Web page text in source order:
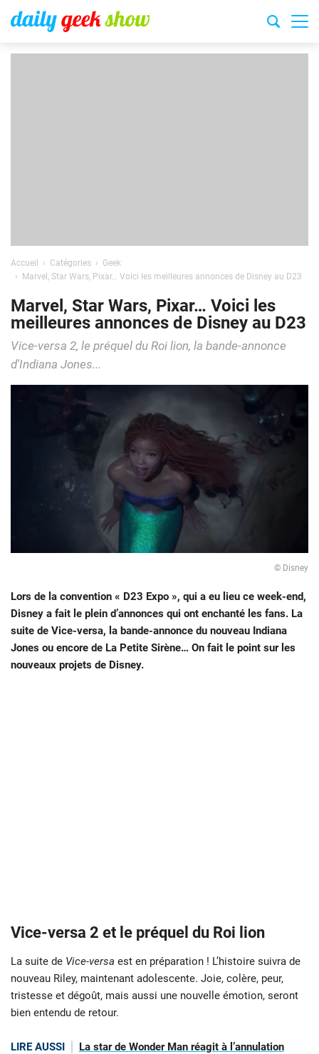
Accueil Catégories
Geek
Marvel, Star Wars, Pixar… Voici les meilleures annonces de Disney au D23
Marvel, Star Wars, Pixar… Voici les
meilleures annonces de Disney au D23
Vice-versa 2, le préquel du Roi lion, la bande-annonce
d'Indiana Jones...
© Disney
Lors de la convention « D23 Expo », qui a eu lieu ce week-end,
Disney a fait le plein d’annonces qui ont enchanté les fans. La
suite de Vice-versa, la bande-annonce du nouveau Indiana
Jones ou encore de La Petite Sirène… On fait le point sur les
nouveaux projets de Disney.
Vice-versa 2 et le préquel du Roi lion
La suite de Vice-versa est en préparation ! L’histoire suivra de
nouveau Riley, maintenant adolescente. Joie, colère, peur,
tristesse et dégoût, mais aussi une nouvelle émotion, seront
bien entendu de retour.
LIRE AUSSI
La star de Wonder Man réagit à l’annulation